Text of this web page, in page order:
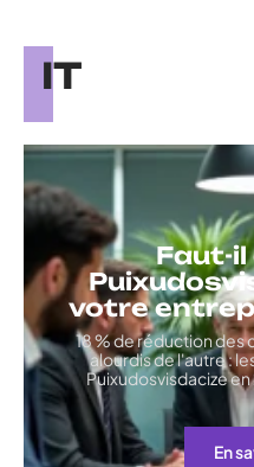
IT
Faut-
votre
18 % de réduction des
alourdis de l'autre :
Puixudosvisdacize
En